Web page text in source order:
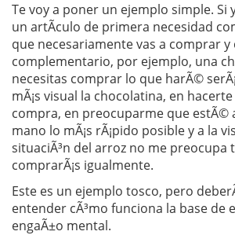
Te voy a poner un ejemplo simple. Si
un artÃ­culo de primera necesidad
que necesariamente vas a comprar
complementario, por ejemplo, una
necesitas comprar lo que harÃ©
mÃ¡s visual la chocolatina, en hacerte
compra, en preocuparme que estÃ©
mano lo mÃ¡s rÃ¡pido posible y a la
situaciÃ³n del arroz no me preocupa
comprarÃ¡s igualmente.
Este es un ejemplo tosco, pero
entender cÃ³mo funciona la base de
engaÃ±o mental.